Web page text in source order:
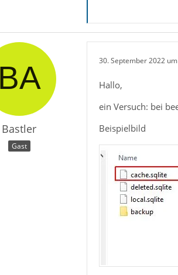
Bastler
Gast
30. September 2022
Hallo,
ein Versuch: bei
Beispielbild